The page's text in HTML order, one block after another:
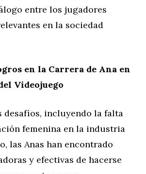
entre los jugadores
en la sociedad
en la Carrera de Ana en
Videojuego
desafíos, incluyendo la falta
femenina en la industria
las Anas han encontrado
y efectivas de hacerse